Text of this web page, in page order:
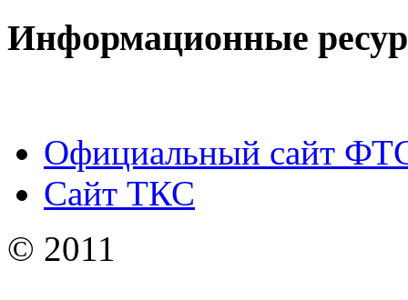
Информационные
Официальный сайт
Сайт ТКС
© 2011